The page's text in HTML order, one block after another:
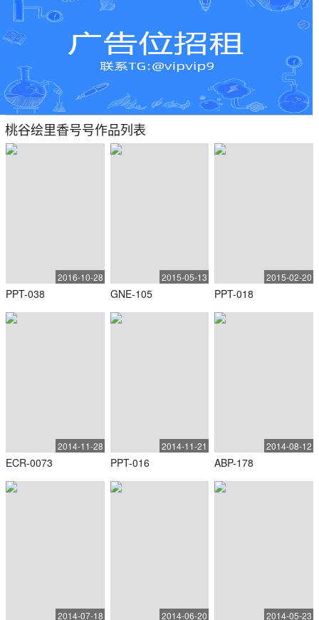
桃谷绘里香号号作品列表
2016-10-28
PPT-038
2015-05-13
GNE-105
2015-02-20
PPT-018
2014-11-28
ECR-0073
2014-11-21
PPT-016
2014-08-12
ABP-178
2014-07-18 2014-06-20 2014-05-23